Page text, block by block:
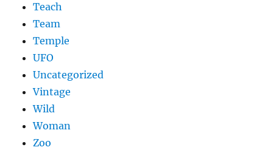
Teach
Team
Temple
UFO
Uncategorized
Vintage
Wild
Woman
Zoo